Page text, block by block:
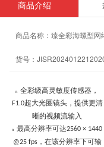
商品介绍
商品名称： 臻全彩海螺型
货号：
n 全彩级高灵敏度传感器，
F1.0超大光圈镜头，提供更清
晰的视频流输入
n 最高分辨率可达2560 × 1440
@25 fps，在该分辨率下可输